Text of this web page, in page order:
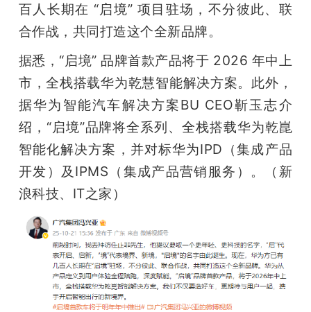
百人长期在 “启境” 项目驻场，不分彼此、联
合作战，共同打造这个全新品牌。
据悉，“启境” 品牌首款产品将于 2026 年中上
市，全栈搭载华为乾慧智能解决方案。此外，
据华为智能汽车解决方案BU CEO靳玉志介
绍，“启境”品牌将全系列、全栈搭载华为乾崑
智能化解决方案，并对标华为IPD（集成产品
开发）及IPMS（集成产品营销服务）。（新
浪科技、IT之家）